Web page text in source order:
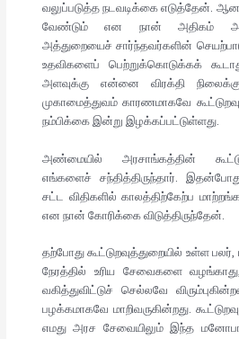
வலுப்படுத்த நடவடிக்கை எடுத்தேன்.
வேண்டும் என நான் அதிகம்
அத்துறையைச் சார்ந்தவர்களின்
உதவிகளைப் பெற்றுக்கொடுக்கக்
அளவுக்கு என்னை விரக்தி
முகாமைத்துவம் காரணமாகவே
நம்பிக்கை இன்று இழக்கப்பட்டுள்ளது.
அண்மையில் அரசாங்கத்தின்
எங்களைச் சந்தித்திருந்தார்.
சட்ட விதிகளில் காலத்திற்கேற்ப
என நான் கோரிக்கை விடுத்திருந்தேன்.
தற்போது கூட்டுறவுத்துறையில் உள்ள
நேரத்தில் உரிய சேவைகளை
வகித்துவிட்டுச் செல்லவே
பழக்கமாகவே மாறிவருகின்றது.
எமது அரச சேவையிலும் இந்த